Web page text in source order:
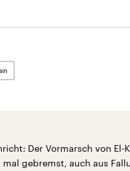
Der Vormarsch von El-
gebremst, auch aus